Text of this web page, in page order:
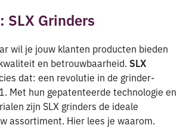
SLX Grinders
wil je jouw klanten producten bieden
en betrouwbaarheid. SLX
dat: een revolutie in de grinder-
Met hun gepatenteerde technologie en
zijn SLX grinders de ideale
assortiment. Hier lees je waarom.